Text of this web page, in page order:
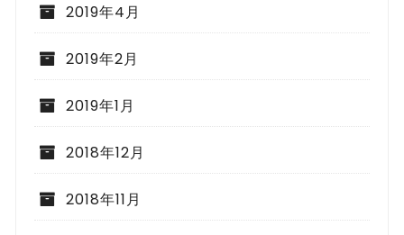
2019年4月
2019年2月
2019年1月
2018年12月
2018年11月